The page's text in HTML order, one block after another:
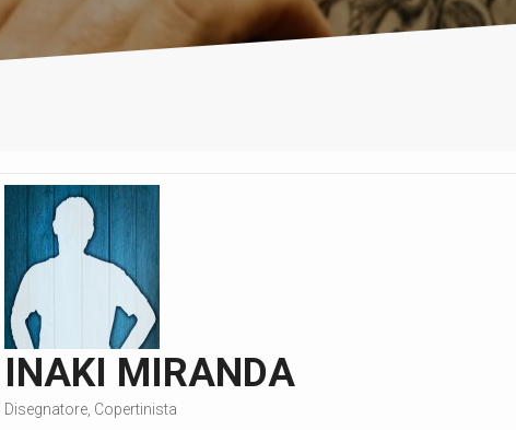
INAKI MIRANDA
Disegnatore, Copertinista